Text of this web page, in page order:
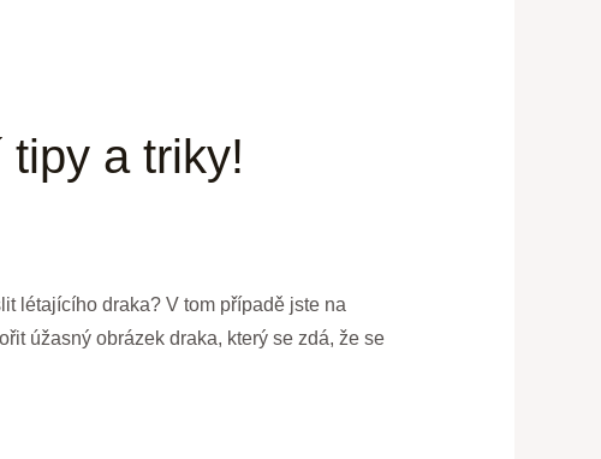
a triky!
létajícího draka? V tom případě jste na
úžasný obrázek draka, který se zdá, že se